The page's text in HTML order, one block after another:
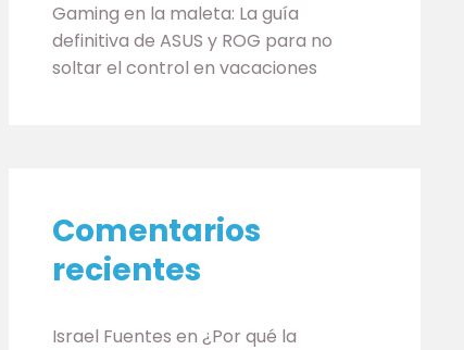
Gaming en la maleta: La guía
definitiva de ASUS y ROG para no
soltar el control en vacaciones
Comentarios
recientes
Israel Fuentes en ¿Por qué la